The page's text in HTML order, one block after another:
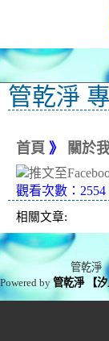
管乾淨
首頁 》 關於
觀看次數：2554
相關文章:
管乾淨
Powered by管乾淨 【